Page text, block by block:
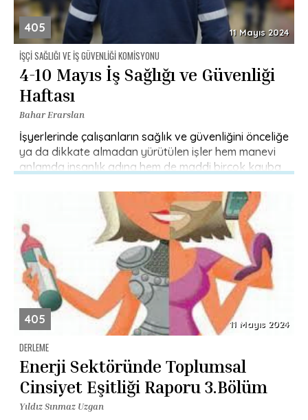
405 11 Mayıs 2024
İŞÇI SAĞLIĞI VE İŞ GÜVENLIĞI KOMISYONU
4-10 Mayıs İş Sağlığı ve Güvenliği
Haftası
Bahar Erarslan
İşyerlerinde çalışanların sağlık ve güvenliğini önceliğe
ya da dikkate almadan yürütülen işler hem manevi
anlamda insanlık adına hem de maddi birçok kayba
405 11 Mayıs 2024
DERLEME
Enerji Sektöründe Toplumsal
Cinsiyet Eşitliği Raporu 3.Bölüm
Yıldız Sınmaz Uzgan